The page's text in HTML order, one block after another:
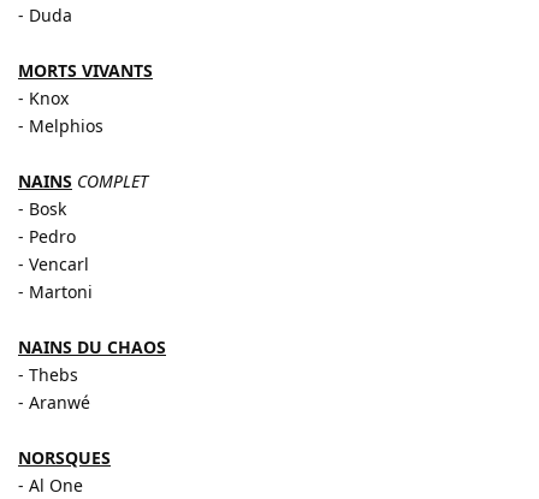
- Duda
MORTS VIVANTS
- Knox
- Melphios
NAINS COMPLET
- Bosk
- Pedro
- Vencarl
- Martoni
NAINS DU CHAOS
- Thebs
- Aranwé
NORSQUES
- Al One